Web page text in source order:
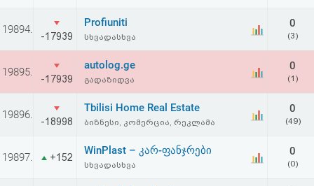
19894.
-17939
Profiuniti
სხვადასხვა
0
(3)
19895.
-17939
autolog.ge
გადაზიდვა
0
(1)
19896.
-18998
Tbilisi Home Real Estate
ბიზნესი, კომერცია, რეკლამა
0
(49)
19897. +152
WinPlast – კარ-ფანჯრები
სხვადასხვა
0
(0)